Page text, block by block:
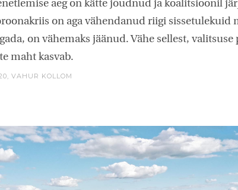
aeg on kätte jõudnud ja koalitsioonil
on aga vähendanud riigi sissetulekuid
on vähemaks jäänud. Vähe sellest,
maht kasvab.
VAHUR KOLLOM